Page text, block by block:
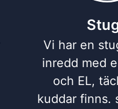
Vi har en
inredd med
och EL,
kuddar finns.